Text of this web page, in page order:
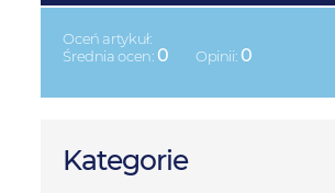
Kategorie
Oceń artykuł:
Średnia ocen:0 Opinii:0